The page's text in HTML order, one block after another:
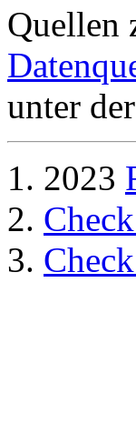
Quellen
unter
2023